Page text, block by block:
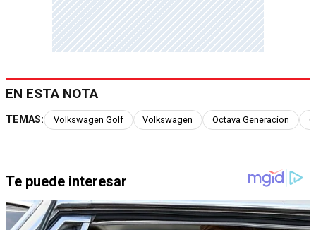
EN ESTA NOTA
TEMAS: Volkswagen Golf Volkswagen Octava Generacion